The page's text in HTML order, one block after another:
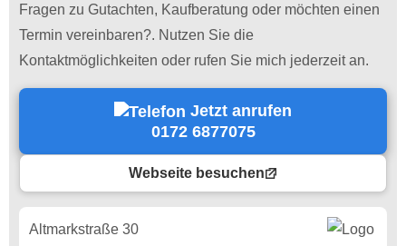
Fragen zu Gutachten, Kaufberatung oder möchten einen
Termin vereinbaren?. Nutzen Sie die
Kontaktmöglichkeiten oder rufen Sie mich jederzeit an.
Jetzt anrufen
0172 6877075
Webseite besuchen
Altmarkstraße 30